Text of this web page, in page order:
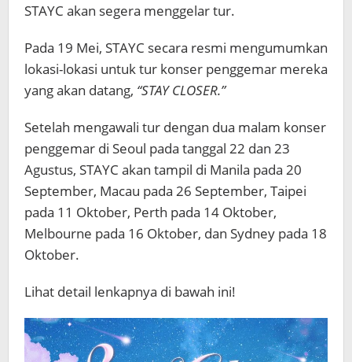
STAYC akan segera menggelar tur.
Pada 19 Mei, STAYC secara resmi mengumumkan
lokasi-lokasi untuk tur konser penggemar mereka
yang akan datang, “STAY CLOSER.”
Setelah mengawali tur dengan dua malam konser
penggemar di Seoul pada tanggal 22 dan 23
Agustus, STAYC akan tampil di Manila pada 20
September, Macau pada 26 September, Taipei
pada 11 Oktober, Perth pada 14 Oktober,
Melbourne pada 16 Oktober, dan Sydney pada 18
Oktober.
Lihat detail lenkapnya di bawah ini!